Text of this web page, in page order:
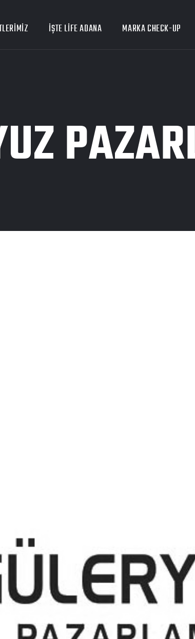
İŞTE LİFE ADANA MARKA CHECK-UP